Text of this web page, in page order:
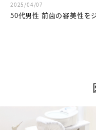
2025/04/07
50代男性 前歯の審美性を